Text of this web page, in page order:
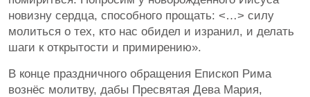
новизну сердца, способного прощать: <…> силу
молиться о тех, кто нас обидел и изранил, и делать
шаги к открытости и примирению».
В конце праздничного обращения Епископ Рима
вознёс молитву, дабы Пресвятая Дева Мария,